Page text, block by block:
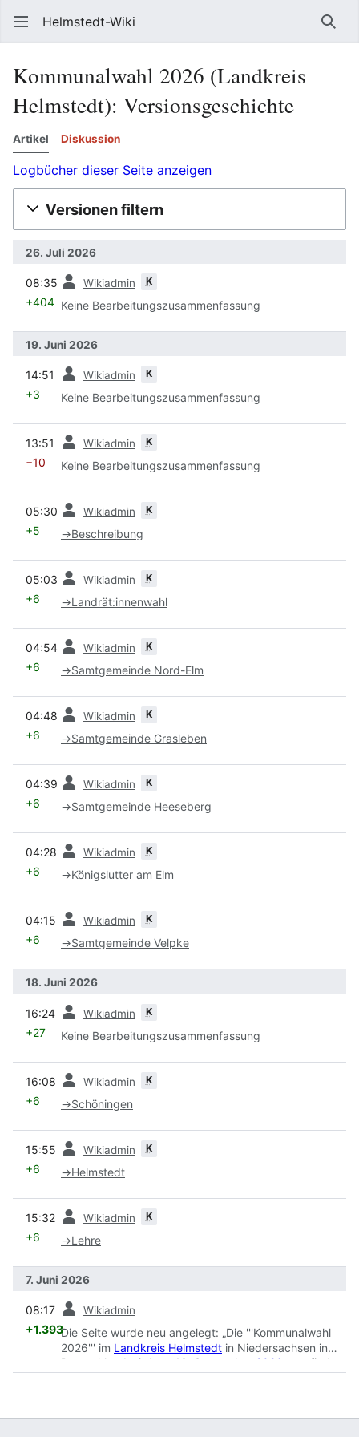
Helmstedt-Wiki
Kommunalwahl 2026 (Landkreis
Helmstedt): Versionsgeschichte
Artikel Diskussion
Logbücher dieser Seite anzeigen
Versionen filtern
26. Juli 2026
08:35 Wikiadmin K
+404 Keine Bearbeitungszusammenfassung
19. Juni 2026
14:51 Wikiadmin K
+3 Keine Bearbeitungszusammenfassung
13:51 Wikiadmin K
−10 Keine Bearbeitungszusammenfassung
05:30 Wikiadmin K
+5 →Beschreibung
05:03 Wikiadmin K
+6 →Landrät:innenwahl
04:54 Wikiadmin K
+6 →Samtgemeinde Nord-Elm
04:48 Wikiadmin K
+6 →Samtgemeinde Grasleben
04:39 Wikiadmin K
+6 →Samtgemeinde Heeseberg
04:28 Wikiadmin K
+6 →Königslutter am Elm
04:15 Wikiadmin K
+6 →Samtgemeinde Velpke
18. Juni 2026
16:24 Wikiadmin K
+27 Keine Bearbeitungszusammenfassung
16:08 Wikiadmin K
+6 →Schöningen
15:55 Wikiadmin K
+6 →Helmstedt
15:32 Wikiadmin K
+6 →Lehre
7. Juni 2026
08:17 Wikiadmin
+1.393Die Seite wurde neu angelegt: „Die '''Kommunalwahl
2026''' im Landkreis Helmstedt in Niedersachsen in
Deutschland wird am 13. September
2026
stattfinden.